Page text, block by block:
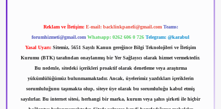
Reklam ve İletişim: E-mail: backlinkpaneli@gmail.com Teams:
forumhizmeti@gmail.com Whatsapp: 0262 606 0 726 Telegram: @karabul
Yasal Uyarı: Sitemiz, 5651 Sayılı Kanun gereğince Bilgi Teknolojileri ve İletişim
Kurumu (BTK) tarafından onaylanmış bir Yer Sağlayıcı olarak hizmet vermektedir.
Bu nedenle, sitedeki içerikleri proaktif olarak denetleme veya araştırma
yükümlülüğümüz bulunmamaktadır. Ancak, üyelerimiz yazdıkları içeriklerin
sorumluluğunu taşımakta olup, siteye üye olarak bu sorumluluğu kabul etmiş
sayılırlar. Bu internet sitesi, herhangi bir marka, kurum veya şahıs şirketi ile hiçbir